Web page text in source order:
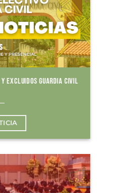
EXCLUIDOS GUARDIA CIVIL